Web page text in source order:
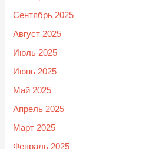
Сентябрь 2025
Август 2025
Июль 2025
Июнь 2025
Май 2025
Апрель 2025
Март 2025
Февраль 2025